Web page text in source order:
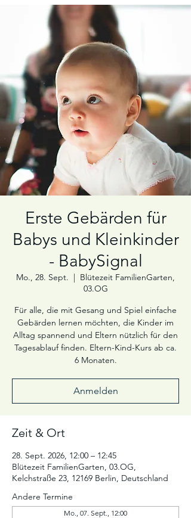
Erste Gebärden für
Babys und Kleinkinder
- BabySignal
Mo., 28. Sept.
  |
Blütezeit FamilienGarten,
03.OG
Für alle, die mit Gesang und Spiel einfache
Gebärden lernen möchten, die Kinder im
Alltag spannend und Eltern nützlich für den
Tagesablauf finden. Eltern-Kind-Kurs ab ca.
6 Monaten.
Anmelden
Zeit & Ort
28. Sept. 2026, 12:00 – 12:45
Blütezeit FamilienGarten, 03.OG,
Kelchstraße 23, 12169 Berlin, Deutschland
Andere Termine
Mo., 07. Sept., 12:00